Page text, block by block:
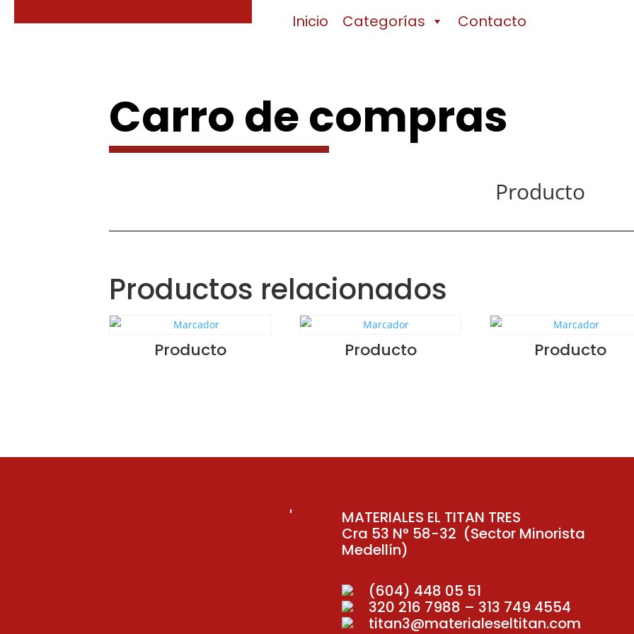
Inicio Categorías Contacto
Carro de compras
Producto
Productos relacionados
Producto Producto Producto
MATERIALES EL TITAN TRES
Cra 53 N° 58-32 (Sector Minorista
Medellín)
(604) 448 05 51
320 216 7988 – 313 749 4554
titan3@materialeseltitan.com